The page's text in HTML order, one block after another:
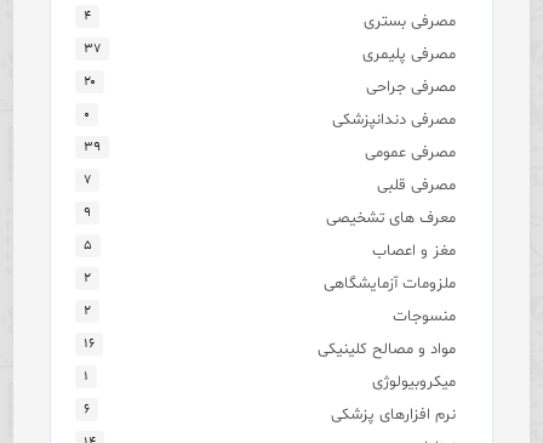
مصرفی بستری ۴
مصرفی پلیمری ۳۷
مصرفی جراحی ۲۰
مصرفی دندانپزشکی ۰
مصرفی عمومی ۳۹
مصرفی قلبی ۷
معرف های تشخیصی ۹
مغز و اعصاب ۵
ملزومات آزمایشگاهی ۲
منسوجات ۲
مواد و مصالح کلینیکی ۱۶
میکروبیولوژی ۱
نرم افزارهای پزشکی ۶